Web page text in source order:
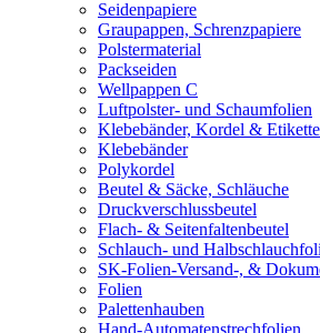
Seidenpapiere
Graupappen, Schrenzpapiere
Polstermaterial
Packseiden
Wellpappen C
Luftpolster- und Schaumfolien
Klebebänder, Kordel &
Klebebänder
Polykordel
Beutel & Säcke, Schläuche
Druckverschlussbeutel
Flach- & Seitenfaltenbeutel
Schlauch- und
SK-Folien-Versand-, &
Folien
Palettenhauben